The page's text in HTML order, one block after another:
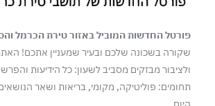
פורטל החדשות המוביל באזור טירת הכרמל
שקורה בשכונה שלכם ובעיר שמעניין אתכם!
ולציבור מבזקים מסביב לשעון: כל הידיעות
תחומים: פוליטיקה, מקומי, בריאות ושאר